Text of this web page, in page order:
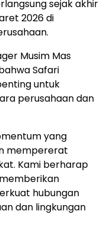
sejak akhir
2026 di
Musim Mas
Safari
untuk
perusahaan dan
yang
mempererat
Kami berharap
hubungan
dan lingkungan